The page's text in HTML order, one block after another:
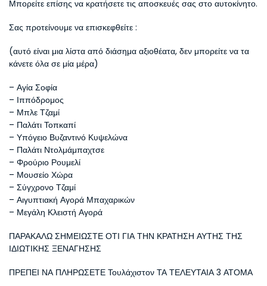
Μπορείτε επίσης να κρατήσετε τις αποσκευές σας στο αυτοκίνητο.
Σας προτείνουμε να επισκεφθείτε :
(αυτό είναι μια λίστα από διάσημα αξιοθέατα, δεν μπορείτε να τα
κάνετε όλα σε μία μέρα)
– Αγία Σοφία
– Ιππόδρομος
– Μπλε Τζαμί
– Παλάτι Τοπκαπί
– Υπόγειο Βυζαντινό Κυψελώνα
– Παλάτι Ντολμάμπαχτσε
– Φρούριο Ρουμελί
– Μουσείο Χώρα
– Σύγχρονο Τζαμί
– Αιγυπτιακή Αγορά Μπαχαρικών
– Μεγάλη Κλειστή Αγορά
ΠΑΡΑΚΑΛΩ ΣΗΜΕΙΩΣΤΕ ΟΤΙ ΓΙΑ ΤΗΝ ΚΡΑΤΗΣΗ ΑΥΤΗΣ ΤΗΣ
ΙΔΙΩΤΙΚΗΣ ΞΕΝΑΓΗΣΗΣ
ΠΡΕΠΕΙ ΝΑ ΠΛΗΡΩΣΕΤΕ Τουλάχιστον ΤΑ ΤΕΛΕΥΤΑΙΑ 3 ΑΤΟΜΑ